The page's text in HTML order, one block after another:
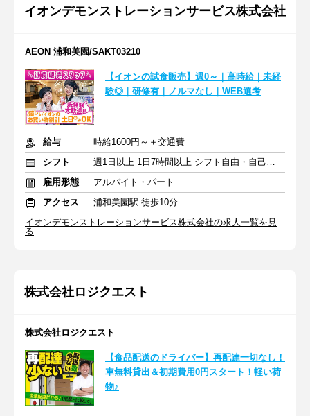
イオンデモンストレーションサービス株式会社
AEON 浦和美園/SAKT03210
【イオンの試食販売】週0～｜高時給｜未経
験◎｜研修有｜ノルマなし｜WEB選考
給与
時給1600円～＋交通費
シフト
週1日以上 1日7時間以上 シフト自由・自己申告
雇用形態
アルバイト・パート
アクセス
浦和美園駅 徒歩10分
イオンデモンストレーションサービス株式会社の求人一覧を見
る
株式会社ロジクエスト
株式会社ロジクエスト
【食品配送のドライバー】再配達一切なし！
車無料貸出＆初期費用0円スタート！軽い荷
物♪